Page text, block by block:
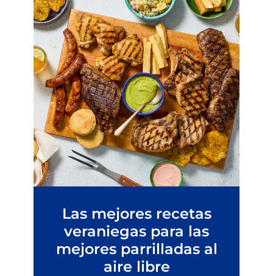
Las mejores recetas
veraniegas para las
mejores parrilladas al
aire libre